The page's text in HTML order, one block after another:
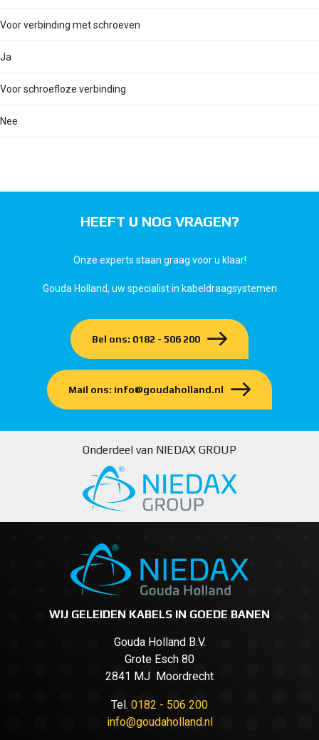
Voor verbinding met schroeven
Ja
Voor schroefloze verbinding
Nee
HEEFT U NOG VRAGEN?
Onze experts staan graag voor u klaar!
Gouda Holland, uw specialist in kabeldraagsystemen
Bel ons: 0182 - 506 200
Mail ons: info@goudaholland.nl
Onderdeel van NIEDAX GROUP
WIJ GELEIDEN KABELS IN GOEDE BANEN
Gouda Holland B.V.
Grote Esch 80
2841 MJ Moordrecht
Tel. 0182 - 506 200
info@goudaholland.nl